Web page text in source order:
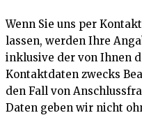
Wenn Sie uns per
lassen, werden Ihre
inklusive der von Ihnen
Kontaktdaten zwecks
den Fall von
Daten geben wir nicht